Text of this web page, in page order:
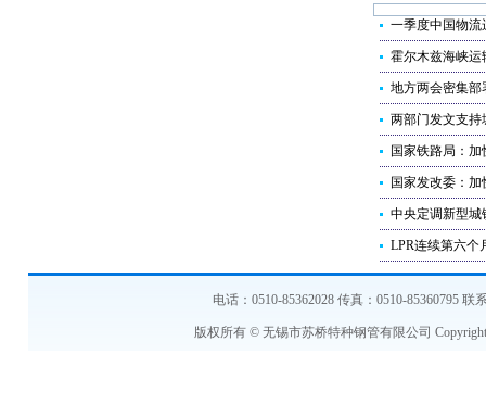
一季度中国物
霍尔木兹海峡
地方两会密集
两部门发文支
国家铁路局：
国家发改委：
中央定调新型
LPR连续第六个
电话：0510-85362028 传真：0510-85360795
版权所有 © 无锡市苏桥特种钢管有限公司